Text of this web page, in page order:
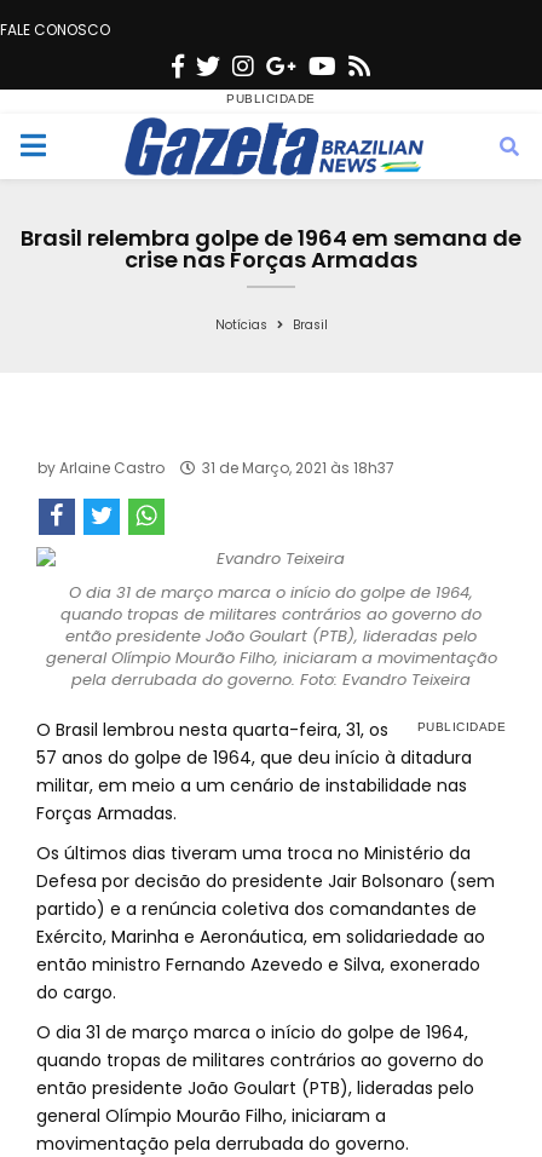
FALE CONOSCO
F
c
e
o
T
w
i
t
e
n
s
t
g
r
a
G
o
o
g
e
Y
u
t
b
s
M
Brasil relembra golpe de 1964 em semana de
crise nas Forças Armadas
Notícias Brasil
byArlaine Castro 31 de Março, 2021 às 18h37
O dia 31 de março marca o início do golpe de 1964,
quando tropas de militares contrários ao governo do
então presidente João Goulart (PTB), lideradas pelo
general Olímpio Mourão Filho, iniciaram a movimentação
pela derrubada do governo. Foto: Evandro Teixeira
O Brasil lembrou nesta quarta-feira, 31, os
57 anos do golpe de 1964, que deu início à ditadura
militar, em meio a um cenário de instabilidade nas
Forças Armadas.
Os últimos dias tiveram uma troca no Ministério da
Defesa por decisão do presidente Jair Bolsonaro (sem
partido) e a renúncia coletiva dos comandantes de
Exército, Marinha e Aeronáutica, em solidariedade ao
então ministro Fernando Azevedo e Silva, exonerado
do cargo.
O dia 31 de março marca o início do golpe de 1964,
quando tropas de militares contrários ao governo do
então presidente João Goulart (PTB), lideradas pelo
general Olímpio Mourão Filho, iniciaram a
movimentação pela derrubada do governo.